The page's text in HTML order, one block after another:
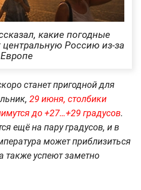
какие погодные
Россию из-за
станет пригодной для
29 июня, столбики
до +27…+29 градусов.
ещё на пару градусов, и в
может приблизиться
также успеют заметно